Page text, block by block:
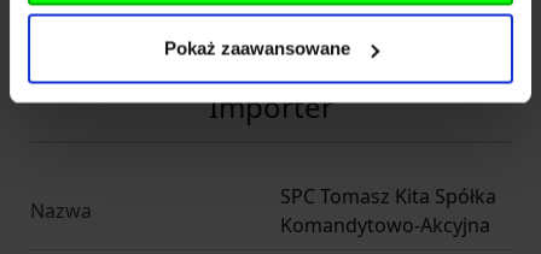
Pokaż zaawansowane
Importer
Nazwa
SPC Tomasz Kita Spółka
Komandytowo-Akcyjna